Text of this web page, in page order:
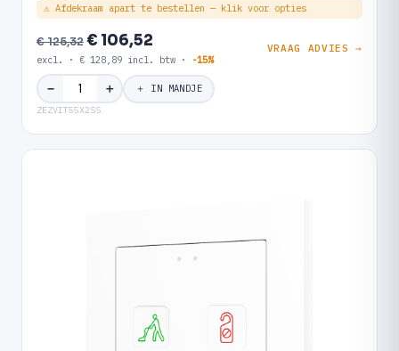
⚠ Afdekraam apart te bestellen — klik voor opties
€ 125,32€ 106,52
excl. · € 128,89 incl. btw · -15%
VRAAG ADVIES →
− ＋ ＋ IN MANDJE
ZEZVIT55X2SS